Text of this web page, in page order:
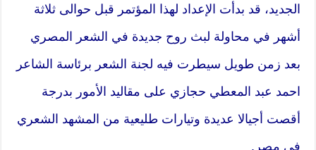
الجديد، قد بدأت الإعداد لهذا المؤتمر قبل حوالى ثلاثة
أشهر في محاولة لبث روح جديدة في الشعر المصري
بعد زمن طويل سيطرت فيه لجنة الشعر برئاسة الشاعر
احمد عبد المعطي حجازي على مقاليد الأمور بدرجة
أقصت أجيالا عديدة وتيارات طليعية من المشهد الشعري
في مصر.